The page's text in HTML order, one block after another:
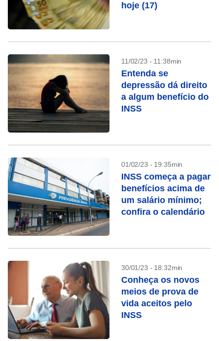
hoje (17)
11/02/23 - 11:38min
Entenda se
depressão dá direito
a algum benefício do
INSS
01/02/23 - 19:35min
INSS começa a pagar
benefícios acima de
um salário mínimo;
confira o calendário
30/01/23 - 18:32min
Conheça os novos
meios de prova de
vida aceitos pelo
INSS